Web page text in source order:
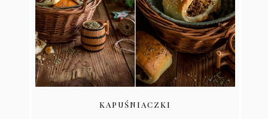
KAPUŚNIACZKI